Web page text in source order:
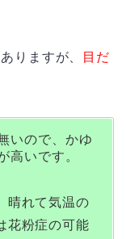
ありますが、
目だ
いので、かゆ
高いです。
晴れて気温の
花粉症の可能